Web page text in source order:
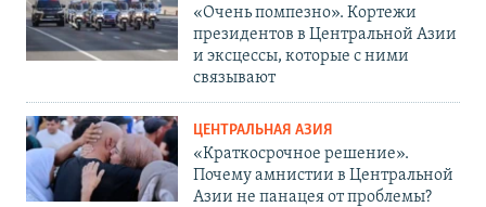
«Очень помпезно». Кортежи
президентов в Центральной Азии
и эксцессы, которые с ними
связывают
ЦЕНТРАЛЬНАЯ АЗИЯ
«Краткосрочное решение».
Почему амнистии в Центральной
Азии не панацея от проблемы?